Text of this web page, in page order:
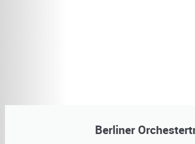
Berliner